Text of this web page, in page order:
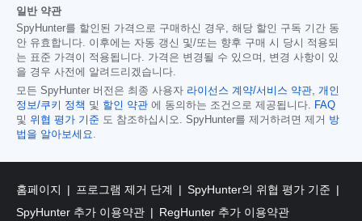
일반 약관
SpyHunter를 할인된 가격으로 구매하신 경우, 해당 할인 구독 기간 동
안 유효합니다. 이후에는 자동 갱신 및/또는 향후 구매 시 당시 적용되
는 표준 가격이 적용됩니다. 가격은 변경될 수 있으며, 변경 사항이 있
을 경우 사전에 알려드리겠습니다.
모든 SpyHunter 버전은 최종 사용자 라이선스 계약/서비스 약관
개인
정보/쿠키 정책 및 할인 약관 에 동의하는 조건으로 제공됩니다.
FAQ
및 위협 평가 기준 도 참조하십시오. SpyHunter를 제거하려면 제거 방
법을 알아보세요
홈페이지 프로그램 제거 단계
SpyHunter의 위협 평가 기준
SpyHunter 추가 이용약관
RegHunter 추가 이용약관